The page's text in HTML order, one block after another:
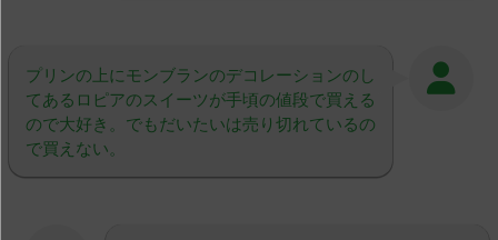
プリンの上にモンブランのデコレーションのし
てあるロピアのスイーツが手頃の値段で買える
ので大好き。でもだいたいは売り切れているの
で買えない。